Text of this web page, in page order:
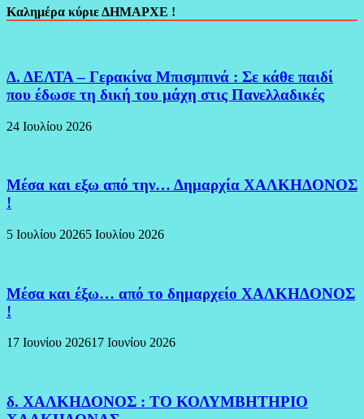
Καλημέρα κύριε ΔΗΜΑΡΧΕ !
Δ. ΔΕΛΤΑ – Γερακίνα Μπισμπινά : Σε κάθε παιδί
που έδωσε τη δική του μάχη στις Πανελλαδικές
24 Ιουλίου 2026
Μέσα και εξω από την… Δημαρχία ΧΑΛΚΗΔΟΝΟΣ
!
5 Ιουλίου 20265 Ιουλίου 2026
Μέσα και έξω… από το δημαρχείο ΧΑΛΚΗΔΟΝΟΣ
!
17 Ιουνίου 202617 Ιουνίου 2026
δ. ΧΑΛΚΗΔΟΝΟΣ : ΤΟ ΚΟΛΥΜΒΗΤΗΡΙΟ